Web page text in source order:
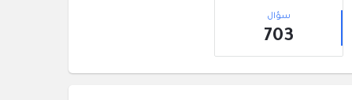
إحصائيات
سؤال
703